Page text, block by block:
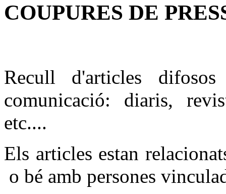
COUPURES DE
Recull d'articles
comunicació: diaris,
etc....
Els articles estan
o bé amb persones